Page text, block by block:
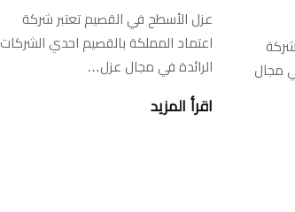
مجال
عزل الأسطح في القصيم تعتبر شركة
اعتماد المملكة بالقصيم احدي الشركات
الرائدة في مجال عزل…
اقرأ المزيد